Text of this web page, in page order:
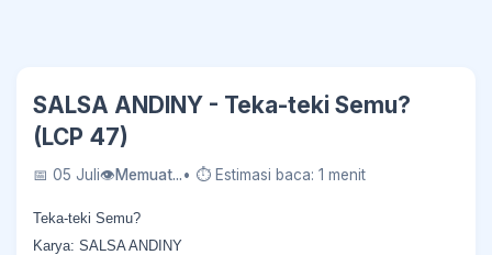
SALSA ANDINY - Teka-teki Semu?
(LCP 47)
📅 05 Juli👁Memuat...• ⏱ Estimasi baca: 1 menit
Teka-teki Semu?
Karya: SALSA ANDINY